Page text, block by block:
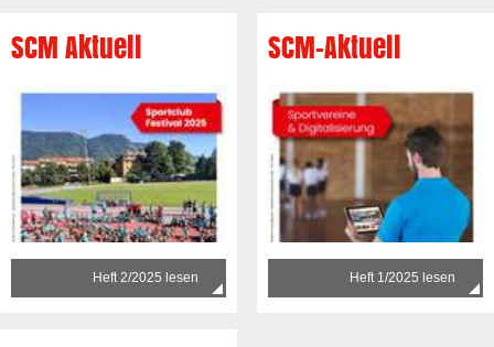
SCM Aktuell
Heft 2/2025 lesen
SCM-Aktuell
Heft 1/2025 lesen